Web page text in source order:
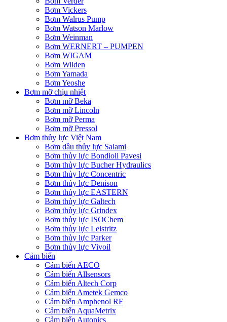
Bơm Vickers
Bơm Walrus Pump
Bơm Watson Marlow
Bơm Weinman
Bơm WERNERT – PUMPEN
Bơm WIGAM
Bơm Wilden
Bơm Yamada
Bơm Yeoshe
Bơm mỡ chịu nhiệt
Bơm mỡ Beka
Bơm mỡ Lincoln
Bơm mỡ Perma
Bơm mỡ Pressol
Bơm thủy lực Việt Nam
Bơm dầu thủy lực Salami
Bơm thủy lực Bondioli Pavesi
Bơm thủy lực Bucher Hydraulics
Bơm thủy lực Concentric
Bơm thủy lực Denison
Bơm thủy lực EASTERN
Bơm thủy lực Galtech
Bơm thủy lực Grindex
Bơm thủy lực ISOChem
Bơm thủy lực Leistritz
Bơm thủy lực Parker
Bơm thủy lực Vivoil
Cảm biến
Cảm biến AECO
Cảm biến Allsensors
Cảm biến Altech Corp
Cảm biến Ametek Gemco
Cảm biến Amphenol RF
Cảm biến AquaMetrix
Cảm biến Autonics